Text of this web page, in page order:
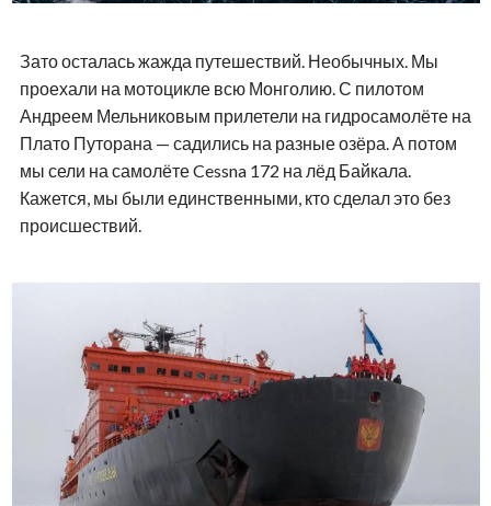
Зато осталась жажда путешествий. Необычных. Мы
проехали на мотоцикле всю Монголию. С пилотом
Андреем Мельниковым прилетели на гидросамолёте на
Плато Путорана — садились на разные озёра. А потом
мы сели на самолёте Cessna 172 на лёд Байкала.
Кажется, мы были единственными, кто сделал это без
происшествий.